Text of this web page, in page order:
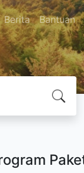
Berita Bantuan